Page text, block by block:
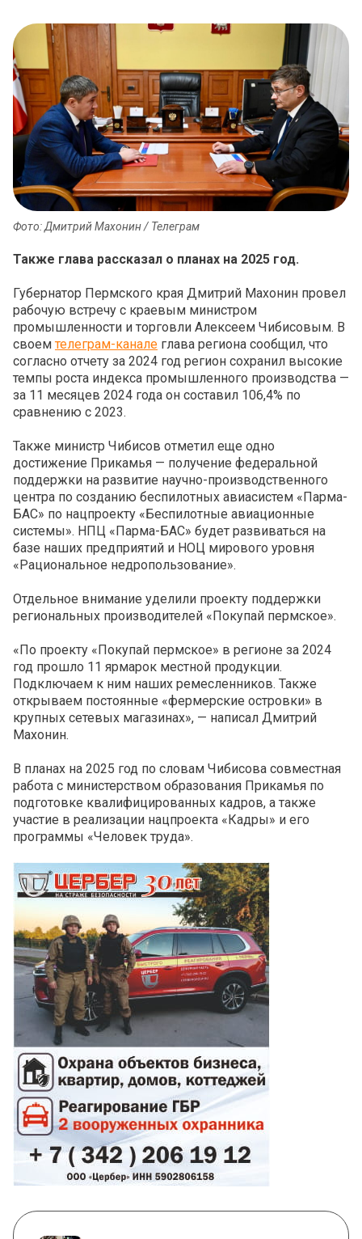
Фото: Дмитрий Махонин / Телеграм
Также глава рассказал о планах на 2025 год.
Губернатор Пермского края Дмитрий Махонин провел
рабочую встречу с краевым министром
промышленности и торговли Алексеем Чибисовым. В
своем телеграм-канале глава региона сообщил, что
согласно отчету за 2024 год регион сохранил высокие
темпы роста индекса промышленного производства —
за 11 месяцев 2024 года он составил 106,4% по
сравнению с 2023.
Также министр Чибисов отметил еще одно
достижение Прикамья — получение федеральной
поддержки на развитие научно-производственного
центра по созданию беспилотных авиасистем «Парма-
БАС» по нацпроекту «Беспилотные авиационные
системы». НПЦ «Парма-БАС» будет развиваться на
базе наших предприятий и НОЦ мирового уровня
«Рациональное недропользование».
Отдельное внимание уделили проекту поддержки
региональных производителей «Покупай пермское».
«По проекту «Покупай пермское» в регионе за 2024
год прошло 11 ярмарок местной продукции.
Подключаем к ним наших ремесленников. Также
открываем постоянные «фермерские островки» в
крупных сетевых магазинах», — написал Дмитрий
Махонин.
В планах на 2025 год по словам Чибисова совместная
работа с министерством образования Прикамья по
подготовке квалифицированных кадров, а также
участие в реализации нацпроекта «Кадры» и его
программы «Человек труда».